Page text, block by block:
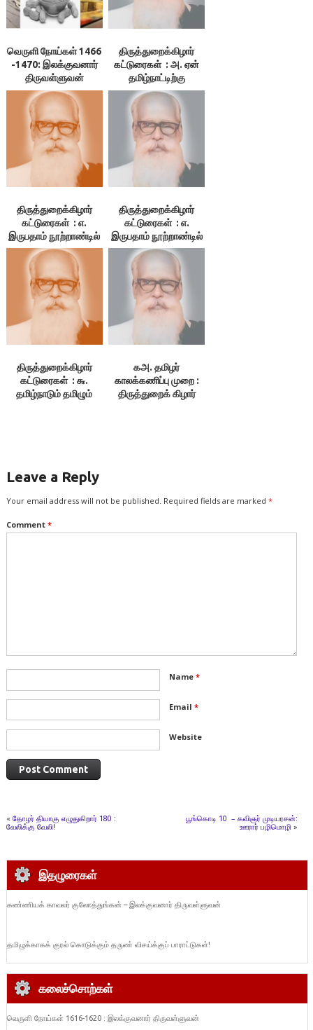
வெருளி நோய்கள் 1466
-1470: இலக்குவனார்
திருவள்ளுவன்
திருத்துறைக்கிழார்
கட்டுரைகள் : அ. ஏன்
தமிழ்நாட்டிற்கு
விடுதலை?
திருத்துறைக்கிழார்
கட்டுரைகள் : எ.
இருபதாம் நூற்றாண்டில்
தமிழ்நாட்டின் நிலைமை
– 3. குமுகாய அமைப்பு,
4.பொருளியல் நிலை,
5.மக்கள் வாழ்க்கை
நிலை
திருத்துறைக்கிழார்
கட்டுரைகள் : எ.
இருபதாம் நூற்றாண்டில்
தமிழ்நாட்டின் நிலைமை
– 1.தமிழ்நாடு. 2. மொழி
திருத்துறைக்கிழார்
கட்டுரைகள் : ௬.
தமிழ்நாடும் தமிழும்
கஅ. தமிழர்
காலக்கணிப்பு முறை :
திருத்துறைக் கிழார்
Leave a Reply
Your email address will not be published. Required fields are marked *
Comment *
Name *
Email *
Website
« தோழர் தியாகு எழுதுகிறார் 180 :
வேலிக்கு வேலி!
பூங்கொடி 10 – கவிஞர் முடியரசன்:
ஊரார் பழிமொழி »
இதழுரைகள்
கண்ணியக் காவலர் குலோத்துங்கன் – இலக்குவனார் திருவள்ளுவன்
தமிழுக்காகக் குரல் கொடுக்கும் தருண் விசய்க்குப் பாராட்டுகள்!
கலைச்சொற்கள்
வெருளி நோய்கள் 1616-1620 : இலக்குவனார் திருவள்ளுவன்